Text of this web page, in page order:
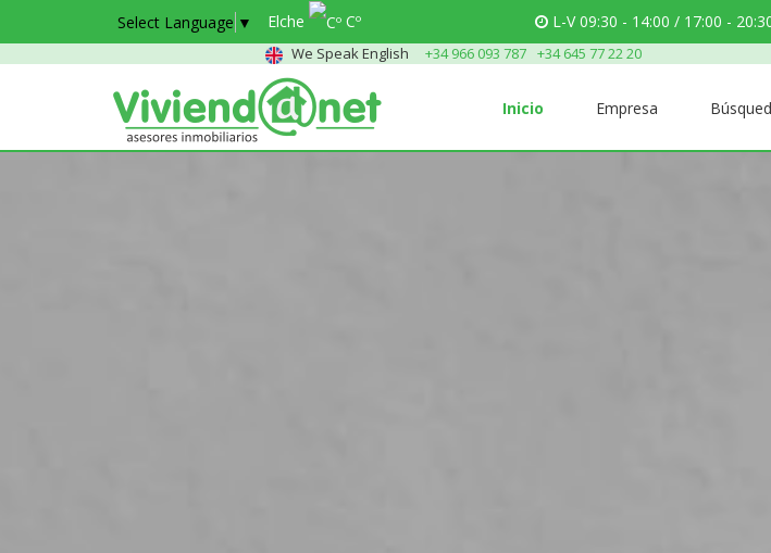
Select Language ▼ Elche Cº L-V 09:30 - 14:00 / 17:00 -
We Speak English +34 966 093 787 +34 645 77 22 20
Inicio Empresa